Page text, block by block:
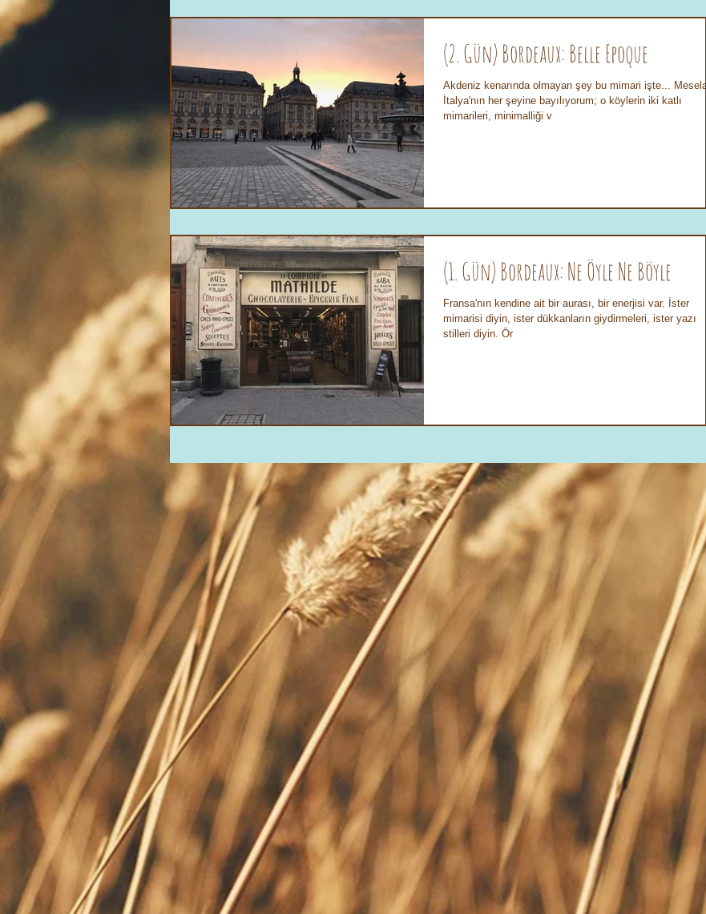
(2. Gün) Bordeaux: Belle Epoque
Akdeniz kenarında olmayan şey bu mimari işte... Mesela
İtalya'nın her şeyine bayılıyorum; o köylerin iki katlı
mimarileri, minimalliği v
(1. Gün) Bordeaux: Ne Öyle Ne Böyle
Fransa'nın kendine ait bir aurası, bir enerjisi var. İster
mimarisi diyin, ister dükkanların giydirmeleri, ister yazı
stilleri diyin. Ör